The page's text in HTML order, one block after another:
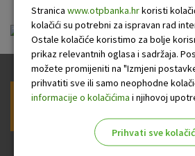
O nama Dnevno financijsko
Prijava na newsletter OTP banke
Stranica www.otpbanka.hrkoristi
kolačići su potrebni za ispravan rad
Ostale kolačiće koristimo za bolje
prikaz relevantnih oglasa i sadržaja.
možete promijeniti na "Izmjeni
prihvatiti sve ili samo neophodne
informacije o kolačićima i njihovoj
Prihvati sve